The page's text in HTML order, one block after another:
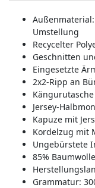
Umstellung
Recycelter
Geschnitten
Eingesetzte
2x2-Ripp an
Kängurutasche
Jersey-
Kapuze mit
Kordelzug mit
Ungebürstete
85%
Grammatur: